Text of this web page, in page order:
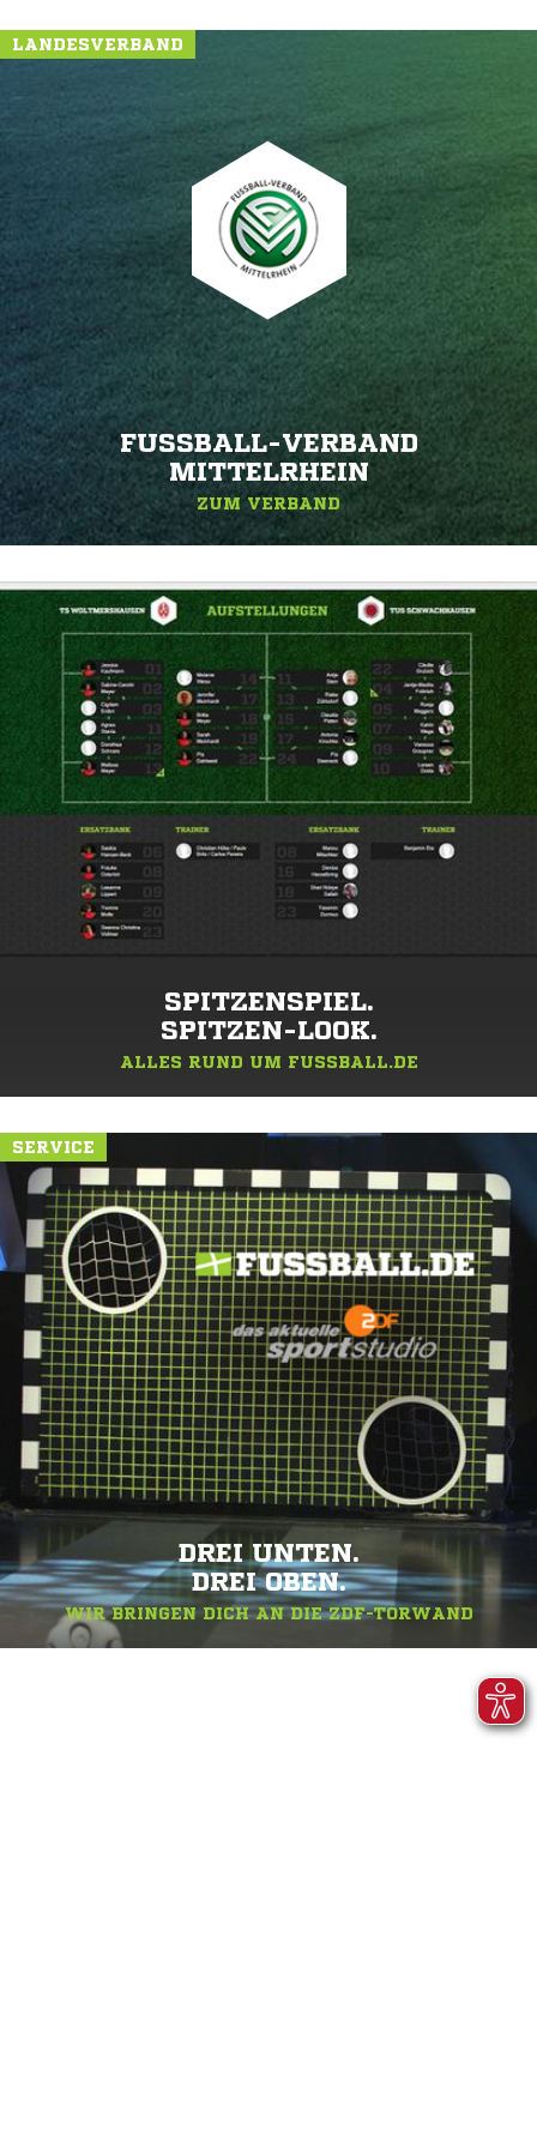
LANDESVERBAND
FUSSBALL-VERBAND M
ITTELRHEIN
ZUM VERBAND
SPITZENSPIEL.
SPITZEN-LOOK.
ALLES RUND UM FUSSBALL.DE
SERVICE
DREI UNTEN.
DREI OBEN.
WIR BRINGEN DICH AN DIE ZDF-TORWAND